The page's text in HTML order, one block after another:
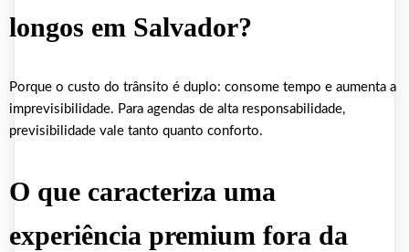
longos em Salvador?
Porque o custo do trânsito é duplo: consome tempo e aumenta a
imprevisibilidade. Para agendas de alta responsabilidade,
previsibilidade vale tanto quanto conforto.
O que caracteriza uma
experiência premium fora da